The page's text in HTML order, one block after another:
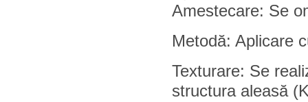
Amestecare: Se
Metodă: Aplicare
Texturare: Se
structura aleasă